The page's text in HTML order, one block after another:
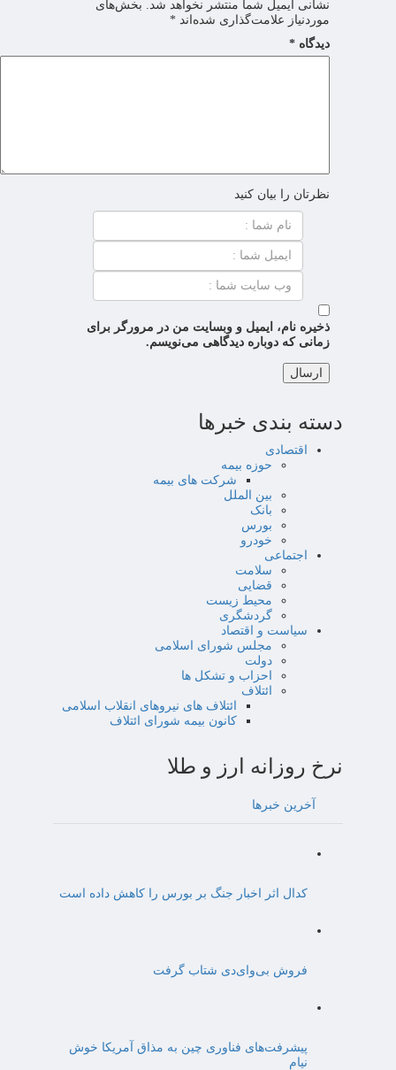
نشانی ایمیل شما منتشر نخواهد شد. بخش‌های
موردنیاز علامت‌گذاری شده‌اند *
دیدگاه *
نظرتان را بیان کنید
ذخیره نام، ایمیل و وبسایت من در مرورگر برای
زمانی که دوباره دیدگاهی می‌نویسم.
دسته بندی خبرها
اقتصادی
حوزه بیمه
شرکت های بیمه
بین الملل
بانک
بورس
خودرو
اجتماعی
سلامت
قضایی
محیط زیست
گردشگری
سیاست و اقتصاد
مجلس شورای اسلامی
دولت
احزاب و تشکل ها
ائتلاف
ائتلاف های نیروهای انقلاب اسلامی
کانون بیمه شورای ائتلاف
نرخ روزانه ارز و طلا
آخرین خبرها
کدال اثر اخبار جنگ بر بورس را کاهش داده است
فروش بی‌وای‌دی شتاب گرفت
پیشرفت‌های فناوری چین به مذاق آمریکا خوش
نیام